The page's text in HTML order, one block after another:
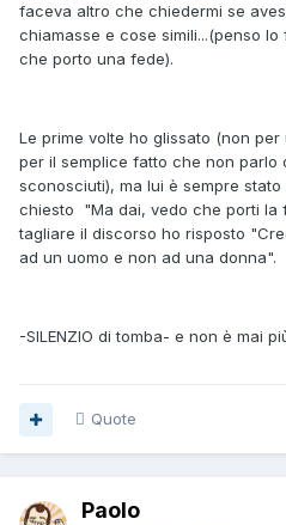
faceva altro che chiedermi se
chiamasse e cose simili...(penso
che porto una fede).
Le prime volte ho glissato (non
per il semplice fatto che non parlo
sconosciuti), ma lui è sempre
chiesto "Ma dai, vedo che porti la
tagliare il discorso ho risposto
ad un uomo e non ad una donna".
-SILENZIO di tomba- e non è mai
Quote
Paolo